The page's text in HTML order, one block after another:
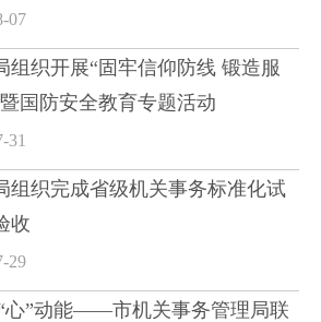
07
组织开展“固牢信仰防线 锻造服
国防安全教育专题活动
31
组织完成省级机关事务标准化试
收
29
心”动能——市机关事务管理局联